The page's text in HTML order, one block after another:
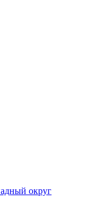
округ